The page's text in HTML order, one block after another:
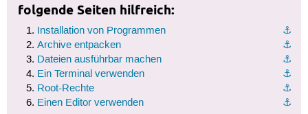
folgende Seiten hilfreich:
⚓︎
Installation von Programmen
⚓︎
Archive entpacken
⚓︎
Dateien ausführbar machen
⚓︎
Ein Terminal verwenden
⚓︎
Root-Rechte
⚓︎
Einen Editor verwenden